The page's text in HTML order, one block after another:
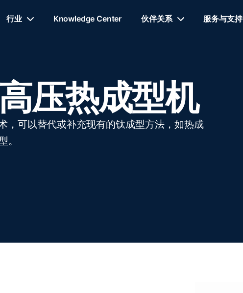
行业 Knowledge Center 伙伴关系 服务与支持
压热成型机
可以替代或补充现有的钛成型方法，如热成
。